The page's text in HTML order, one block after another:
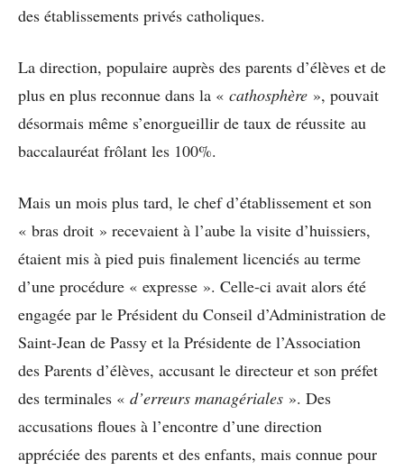
des établissements privés catholiques.
La direction, populaire auprès des parents d’élèves et de
plus en plus reconnue dans la « cathosphère », pouvait
désormais même s’enorgueillir de taux de réussite au
baccalauréat frôlant les 100%.
Mais un mois plus tard, le chef d’établissement et son
« bras droit » recevaient à l’aube la visite d’huissiers,
étaient mis à pied puis finalement licenciés au terme
d’une procédure « expresse ». Celle-ci avait alors été
engagée par le Président du Conseil d’Administration de
Saint-Jean de Passy et la Présidente de l’Association
des Parents d’élèves, accusant le directeur et son préfet
des terminales « d’erreurs managériales ». Des
accusations floues à l’encontre d’une direction
appréciée des parents et des enfants, mais connue pour